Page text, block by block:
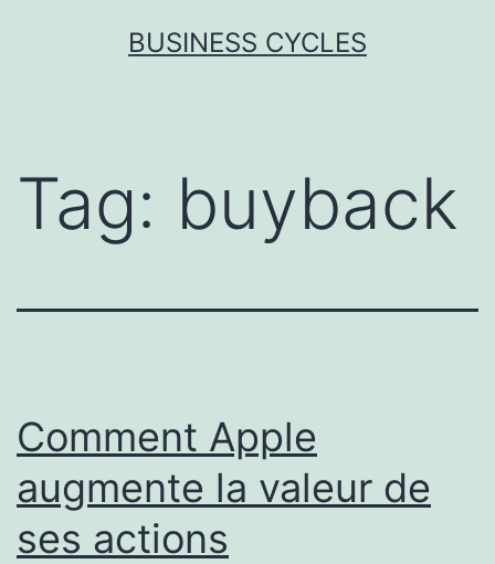
BUSINESS CYCLES
Tag: buyback
Comment Apple
augmente la valeur de
ses actions